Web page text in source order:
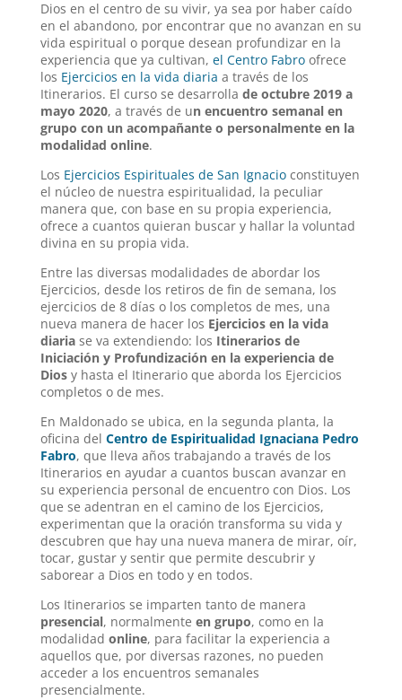
Dios en el centro de su vivir, ya sea por haber caído
en el abandono, por encontrar que no avanzan en su
vida espiritual o porque desean profundizar en la
experiencia que ya cultivan, el Centro Fabroofrece
los Ejercicios en la vida diaria a través de los
Itinerarios. El curso se desarrolla de octubre 2019 a
mayo 2020, a través de un encuentro semanal en
grupo con un acompañante o personalmente en la
modalidad online.
Los Ejercicios Espirituales de San Ignacioconstituyen
el núcleo de nuestra espiritualidad, la peculiar
manera que, con base en su propia experiencia,
ofrece a cuantos quieran buscar y hallar la voluntad
divina en su propia vida.
Entre las diversas modalidades de abordar los
Ejercicios, desde los retiros de fin de semana, los
ejercicios de 8 días o los completos de mes, una
nueva manera de hacer los Ejercicios en la vida
diariase va extendiendo: los Itinerarios de
Iniciación y Profundización en la experiencia de
Diosy hasta el Itinerario que aborda los Ejercicios
completos o de mes.
En Maldonado se ubica, en la segunda planta, la
oficina del Centro de Espiritualidad Ignaciana Pedro
Fabro, que lleva años trabajando a través de los
Itinerarios en ayudar a cuantos buscan avanzar en
su experiencia personal de encuentro con Dios. Los
que se adentran en el camino de los Ejercicios,
experimentan que la oración transforma su vida y
descubren que hay una nueva manera de mirar, oír,
tocar, gustar y sentir que permite descubrir y
saborear a Dios en todo y en todos.
Los Itinerarios se imparten tanto de manera
presencial, normalmente en grupo, como en la
modalidad online, para facilitar la experiencia a
aquellos que, por diversas razones, no pueden
acceder a los encuentros semanales
presencialmente.